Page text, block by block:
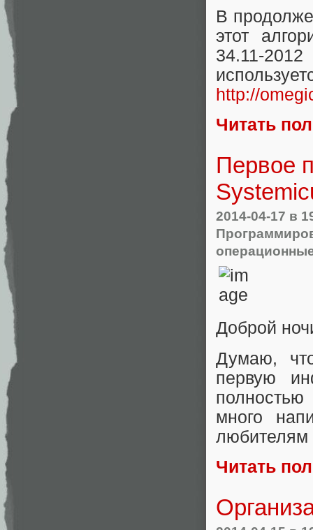
В
этот
34.11-
http://
Читать
Первое
2014-04-17 в
Доброй
Думаю,
первую
много
любителям
Читать